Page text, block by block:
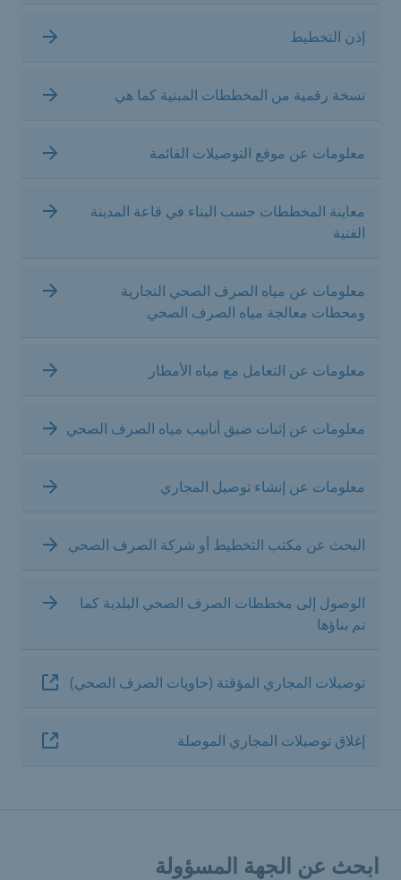
إذن التخطيط
نسخة رقمية من المخططات المبنية كما هي
معلومات عن موقع التوصيلات القائمة
معاينة المخططات حسب البناء في قاعة المدينة
الفنية
معلومات عن مياه الصرف الصحي التجارية
ومحطات معالجة مياه الصرف الصحي
معلومات عن التعامل مع مياه الأمطار
معلومات عن إثبات ضيق أنابيب مياه الصرف الصحي
معلومات عن إنشاء توصيل المجاري
البحث عن مكتب التخطيط أو شركة الصرف الصحي
الوصول إلى مخططات الصرف الصحي البلدية كما
تم بناؤها
توصيلات المجاري المؤقتة (حاويات الصرف الصحي)
إغلاق توصيلات المجاري الموصلة
ابحث عن الجهة المسؤولة